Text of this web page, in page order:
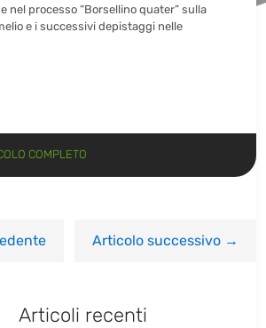
nel processo “Borsellino quater” sulla
e i successivi depistaggi nelle
COMPLETO
Articolo successivo→
Articoli recenti